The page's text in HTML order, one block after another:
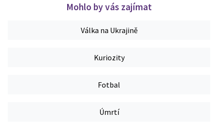
Mohlo by vás zajímat
Válka na Ukrajině
Kuriozity
Fotbal
Úmrtí